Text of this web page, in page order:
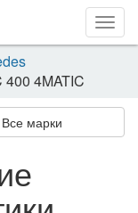
400 4MATIC
Все марки